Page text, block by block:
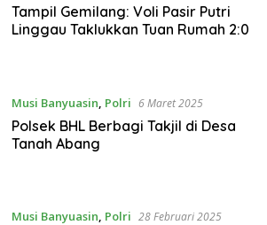
18 Oktober 2025
Tampil Gemilang: Voli Pasir Putri
Linggau Taklukkan Tuan Rumah 2:0
Musi Banyuasin Polri 6 Maret 2025
Polsek BHL Berbagi Takjil di Desa
Tanah Abang
Musi Banyuasin, Polri 28 Februari 2025